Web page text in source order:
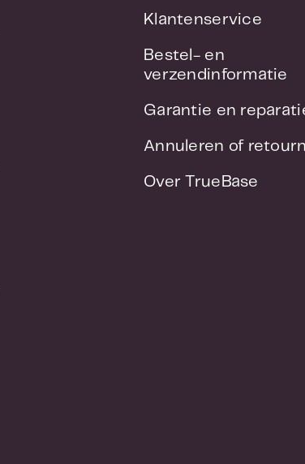
Klantenservice
Bestel- en
verzendinformatie
Garantie en
Annuleren of
Over TrueBase